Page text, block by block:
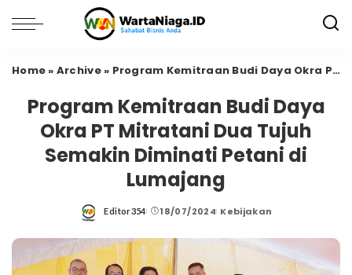
Home » Archive» Program Kemitraan Budi Daya Okra PT Mitratani Dua Tujuh Semakin Diminati Petani di Lumajang
Program Kemitraan Budi Daya
Okra PT Mitratani Dua Tujuh
Semakin Diminati Petani di
Lumajang
Posted
Editor354 18/07/2024 Kebijakan